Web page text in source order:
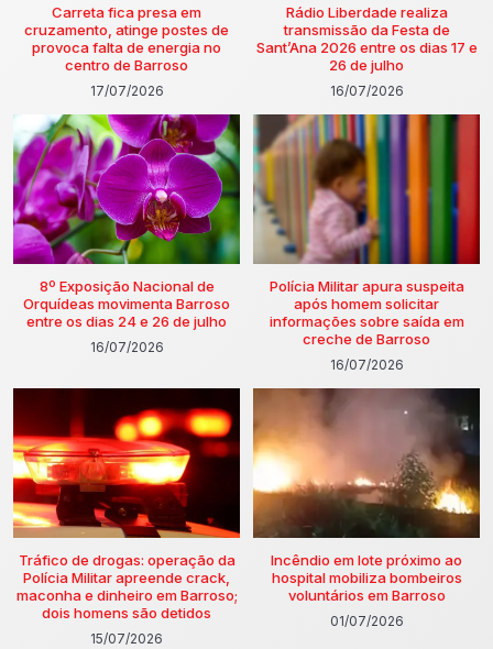
Carreta fica presa em
cruzamento, atinge postes de
provoca falta de energia no
centro de Barroso
17/07/2026
Rádio Liberdade realiza
transmissão da Festa de
Sant’Ana 2026 entre os dias 17 e
26 de julho
16/07/2026
8º Exposição Nacional de
Orquídeas movimenta Barroso
entre os dias 24 e 26 de julho
16/07/2026
Polícia Militar apura suspeita
após homem solicitar
informações sobre saída em
creche de Barroso
16/07/2026
Tráfico de drogas: operação da
Polícia Militar apreende crack,
maconha e dinheiro em Barroso;
dois homens são detidos
15/07/2026
Incêndio em lote próximo ao
hospital mobiliza bombeiros
voluntários em Barroso
01/07/2026